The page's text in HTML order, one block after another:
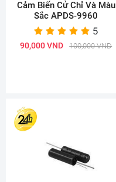
Cảm Biến Cử Chỉ Và Màu
Sắc APDS-9960
5
90,000 VND 100,000 VND